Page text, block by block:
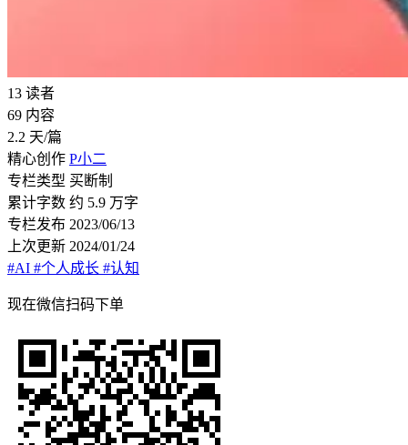
13 读者
69 内容
2.2 天/篇
精心创作 P小二
专栏类型 买断制
累计字数 约 5.9 万字
专栏发布 2023/06/13
上次更新 2024/01/24
#AI #个人成长 #认知
现在微信扫码下单